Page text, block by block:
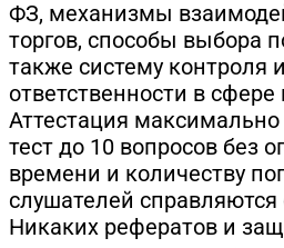
ФЗ, механизмы
торгов, способы выбора
также систему контроля
ответственности в сфере
Аттестация
тест до 10 вопросов без
времени и количеству
слушателей справляются
Никаких рефератов и